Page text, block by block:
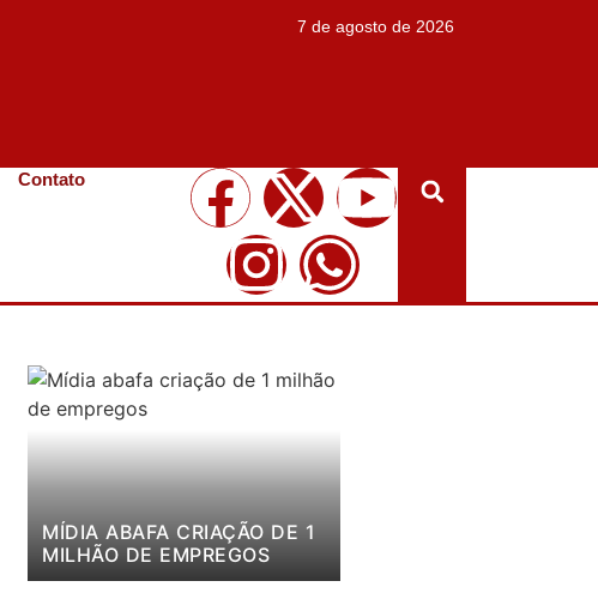
7 de agosto de 2026
Contato
MÍDIA ABAFA CRIAÇÃO DE 1
MILHÃO DE EMPREGOS